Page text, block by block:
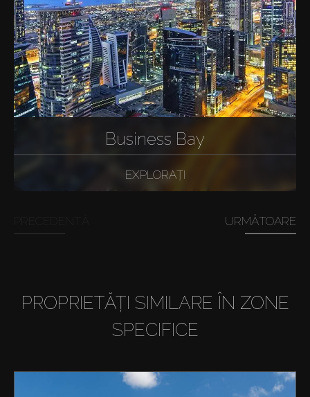
Business Bay
EXPLORAȚI
URMĂTOARE
PROPRIETĂȚI SIMILARE ÎN ZONE
SPECIFICE